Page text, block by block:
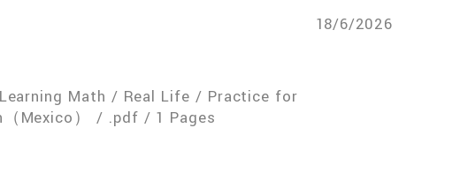
18/6/2026
Math / Real Life / Practice for
Mexico） / .pdf / 1 Pages